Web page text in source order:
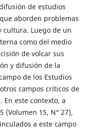
de estudios
aborden problemas
cultura. Luego de un
como del medio
de volcar sus
y difusión de la
de los Estudios
campos críticos de
En este contexto, a
(Volumen 15, N° 27),
a este campo